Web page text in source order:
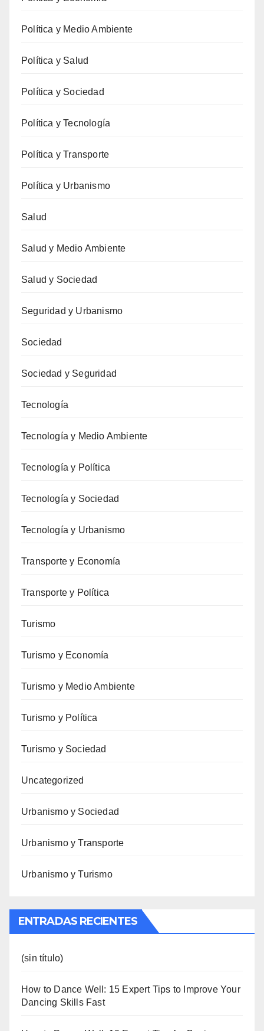
Política y Medio Ambiente
Política y Salud
Política y Sociedad
Política y Tecnología
Política y Transporte
Política y Urbanismo
Salud
Salud y Medio Ambiente
Salud y Sociedad
Seguridad y Urbanismo
Sociedad
Sociedad y Seguridad
Tecnología
Tecnología y Medio Ambiente
Tecnología y Política
Tecnología y Sociedad
Tecnología y Urbanismo
Transporte y Economía
Transporte y Política
Turismo
Turismo y Economía
Turismo y Medio Ambiente
Turismo y Política
Turismo y Sociedad
Uncategorized
Urbanismo y Sociedad
Urbanismo y Transporte
Urbanismo y Turismo
ENTRADAS RECIENTES
(sin título)
How to Dance Well: 15 Expert Tips to Improve Your
Dancing Skills Fast